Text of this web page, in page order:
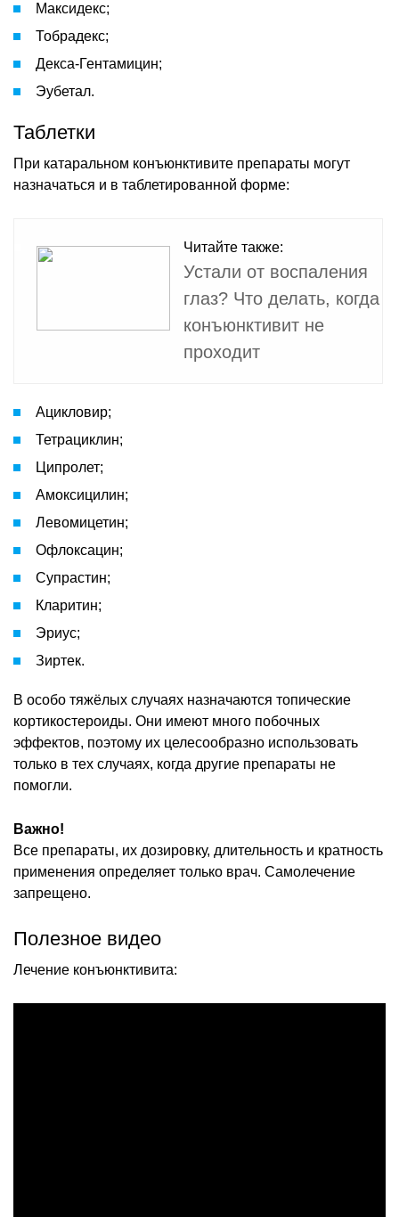
Максидекс;
Тобрадекс;
Декса-Гентамицин;
Эубетал.
Таблетки
При катаральном конъюнктивите препараты могут
назначаться и в таблетированной форме:
Читайте также:
Устали от воспаления
глаз? Что делать, когда
конъюнктивит не
проходит
Ацикловир;
Тетрациклин;
Ципролет;
Амоксицилин;
Левомицетин;
Офлоксацин;
Супрастин;
Кларитин;
Эриус;
Зиртек.
В особо тяжёлых случаях назначаются топические
кортикостероиды. Они имеют много побочных
эффектов, поэтому их целесообразно использовать
только в тех случаях, когда другие препараты не
помогли.
Важно!
Все препараты, их дозировку, длительность и кратность
применения определяет только врач. Самолечение
запрещено.
Полезное видео
Лечение конъюнктивита: